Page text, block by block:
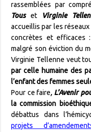
rassemblées par
Touset Virginie
accueillis par les réseaux
concrètes et efficaces
malgré son éviction du
Virginie Tellenne veut
par celle humaine des
l’enfant des femmes
Pour ce faire, L’Avenir
la commission
débattus dans
projets